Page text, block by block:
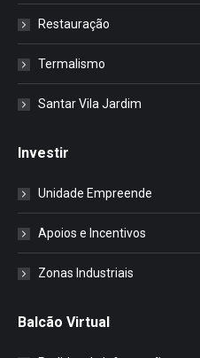
Restauração
Termalismo
Santar Vila Jardim
Investir
Unidade Empreende
Apoios e Incentivos
Zonas Industriais
Balcão Virtual